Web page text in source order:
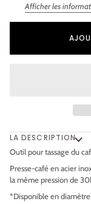
Afficher les
LA DESCRIPTION
Outil pour tassage du
Presse-café en acier
la même pression de
*Disponible en